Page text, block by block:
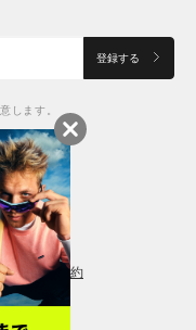
登録する
します。
会員規約